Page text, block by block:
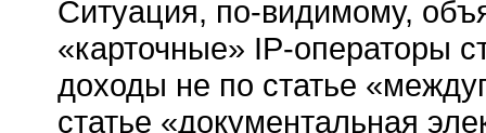
Ситуация, по-видимому,
«карточные» IP-операторы
доходы не по статье
статье «документальная